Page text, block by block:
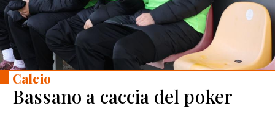
Calcio
Bassano a caccia del poker